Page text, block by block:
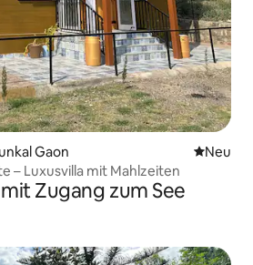
Gaon Neue
Neu
– Luxusvilla mit Mahlzeiten
Zugang zum See